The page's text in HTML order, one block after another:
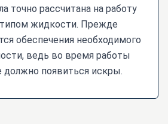
точно рассчитана на работу
жидкости. Прежде
обеспечения необходимого
ведь во время работы
должно появиться искры.